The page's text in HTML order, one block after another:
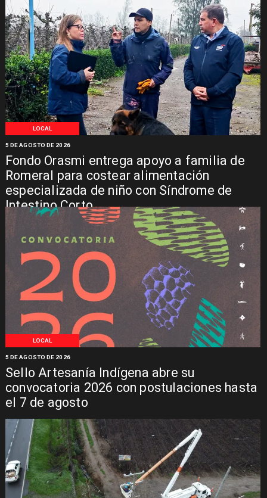
LOCAL
Fondo Orasmi entrega apoyo a familia de
Romeral para costear alimentación
especializada de niño con Síndrome de
Intestino Corto
5 DE AGOSTO DE 2026
LOCAL
Sello Artesanía Indígena abre su
convocatoria 2026 con postulaciones hasta
el 7 de agosto
5 DE AGOSTO DE 2026